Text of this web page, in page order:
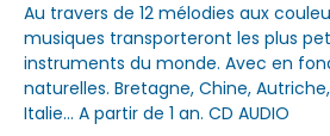
Au travers de 12 mélodies aux
musiques transporteront les plus
instruments du monde. Avec en
naturelles. Bretagne, Chine,
Italie... A partir de 1 an. CD AUDIO